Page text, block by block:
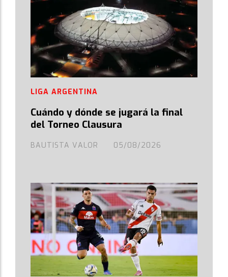
Cuándo y dónde se jugará la final
del Torneo Clausura
BAUTISTA VALOR
LIGA ARGENTINA
05/08/2026